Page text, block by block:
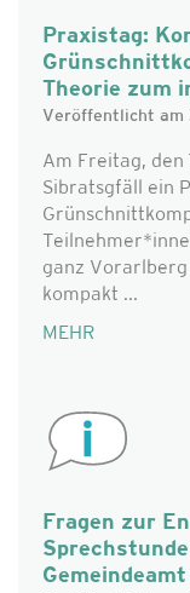
Praxistag:
Theorie zum
Veröffentlicht am
Am Freitag, den
Sibratsgfäll ein
ganz
kompakt ...
MEHR
Fragen zur